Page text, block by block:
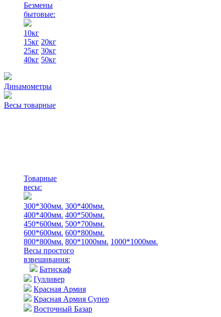
Безмены
бытовые:
10кг
15кг 20кг
25кг 30кг
40кг 50кг
Динамометры
Весы товарные
Товарные
весы:
300*300мм. 300*400мм.
400*400мм. 400*500мм.
450*600мм. 500*700мм.
600*600мм. 600*800мм.
800*800мм. 800*1000мм. 1000*1000мм.
Весы простого
взвешивания:
Батискаф
Гулливер
Красная Армия
Красная Армия Супер
Восточный Базар